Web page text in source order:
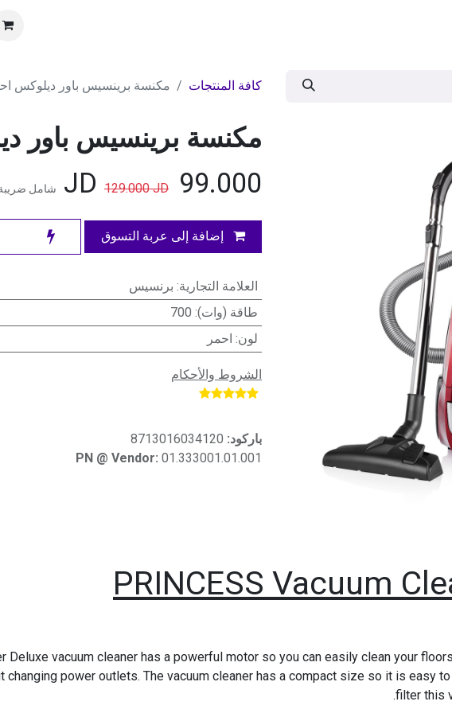
كافة المنتجات مكنسة برينسيس باور ديلوكس
مكنسة برينسيس باور
99.000
129.000JD شامل ضريبة
إضافة إلى عربة التسوق
العلامة التجارية: برنسيس
طاقة (وات):
700
لون: احمر
الشروط والأحكام
باركود: 8713016034120
PN @ Vendor: 01.333001.01.001
PRINCESS Vacuum
vacuum cleaner has a powerful motor so you can easily clean your
changing power outlets. The vacuum cleaner has a compact size so it is easy
filter this